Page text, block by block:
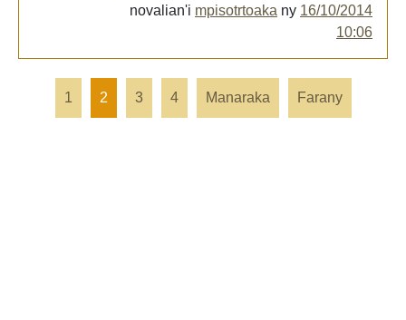
novalian'i mpisotrtoaka ny 16/10/2014
10:06
1 2 3 4 Manaraka Farany